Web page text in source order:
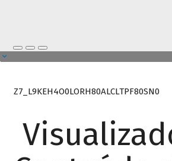
Z7_L9KEH4O0LORH80ALCLTPF80SN0